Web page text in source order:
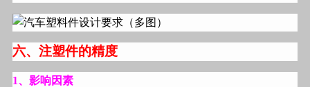
六、注塑件的精度
1、影响因素